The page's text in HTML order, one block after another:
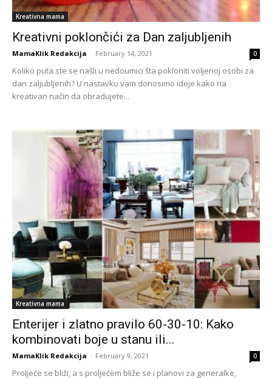
Kreativna mama
Kreativni poklončići za Dan zaljubljenih
MamaKlik Redakcija - February 14, 2021 0
Koliko puta ste se našli u nedoumici šta pokloniti voljenoj osobi za
dan zaljubljenih? U nastavku vam donosimo ideje kako na
kreativan način da obradujete...
Kreativna mama
Enterijer i zlatno pravilo 60-30-10: Kako
kombinovati boje u stanu ili...
MamaKlik Redakcija - February 9, 2021 0
Proljeće se bliži, a s proljećem bliže se i planovi za generalke,